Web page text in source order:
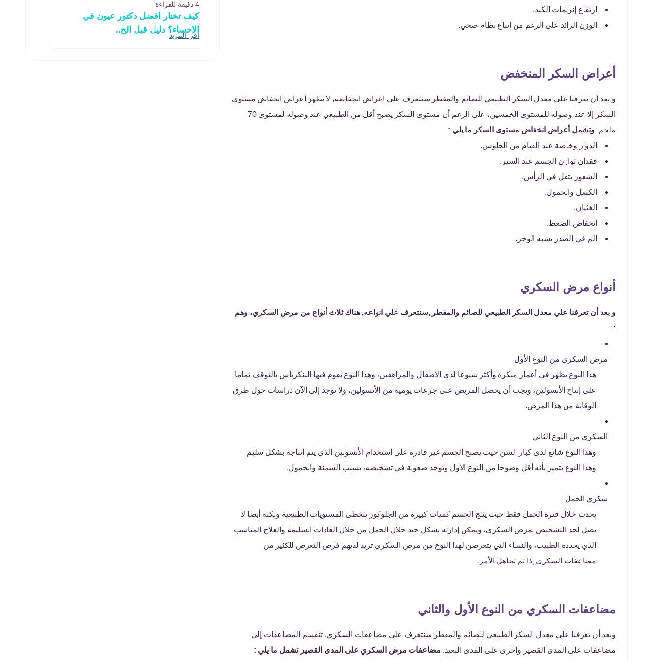
ارتفاع إنزيمات الكبد.
الوزن الزائد على الرغم من إتباع نظام صحي.
أعراض السكر المنخفض
و بعد أن تعرفنا علي معدل السكر الطبيعي للصائم والمفطر سنتعرف علي اعراض انخفاضه, لا تظهر أعراض انخفاض مستوى
السكر إلا عند وصوله للمستوى الخمسين، على الرغم أن مستوى السكر يصبح أقل من الطبيعي عند وصوله لمستوى 70
ملجم. وتشمل أعراض انخفاض مستوى السكر ما يلي :
الدوار وخاصة عند القيام من الجلوس.
فقدان توازن الجسم عند السير.
الشعور بثقل في الرأس.
الكسل والخمول.
الغثيان.
انخفاض الضغط.
الم في الصدر يشبه الوخز.
أنواع مرض السكري
و بعد أن تعرفنا علي معدل السكر الطبيعي للصائم والمفطر ,سنتعرف علي انواعه, هناك ثلاث أنواع من مرض السكري، وهم
:
مرض السكري من النوع الأول
هذا النوع يظهر في أعمار مبكرة وأكثر شيوعا لدى الأطفال والمراهقين، وهذا النوع يقوم فيها البنكرياس بالتوقف تماما
على إنتاج الأنسولين، ويجب أن يحصل المريض على جرعات يومية من الأنسولين، ولا توجد إلى الآن دراسات حول طرق
الوقاية من هذا المرض.
السكري من النوع الثاني
وهذا النوع شائع لدى كبار السن حيث يصبح الجسم غير قادرة على استخدام الأنسولين الذي يتم إنتاجه بشكل سليم
وهذا النوع يتميز بأنه أقل وضوحا من النوع الأول وتوجد صعوبة في تشخيصه، يسبب السمنة والخمول.
سكري الحمل
يحدث خلال فترة الحمل فقط حيث ينتج الجسم كميات كبيرة من الجلوكوز تتخطى المستويات الطبيعية ولكنه أيضا لا
يصل لحد التشخيص بمرض السكري، ويمكن إدارته بشكل جيد خلال الحمل من خلال العادات السليمة والعلاج المناسب
الذي يحدده الطبيب، والنساء التي يتعرضن لهذا النوع من مرض السكري تزيد لديهم فرص التعرض للكثير من
مضاعفات السكري إذا تم تجاهل الأمر.
مضاعفات السكري من النوع الأول والثاني
وبعد أن تعرفنا علي معدل السكر الطبيعي للصائم والمفطر سنتعرف علي مضاعفات السكري, تنقسم المضاعفات إلى
مضاعفات على المدى القصير وأخرى على المدى البعيد. مضاعفات مرض السكري على المدى القصير تشمل ما يلي :
4 دقيقة للقراءة
كيف تختار افضل دكتور عيون في
الاحساء؟ دليل قبل الح..
اقرأ المزيد